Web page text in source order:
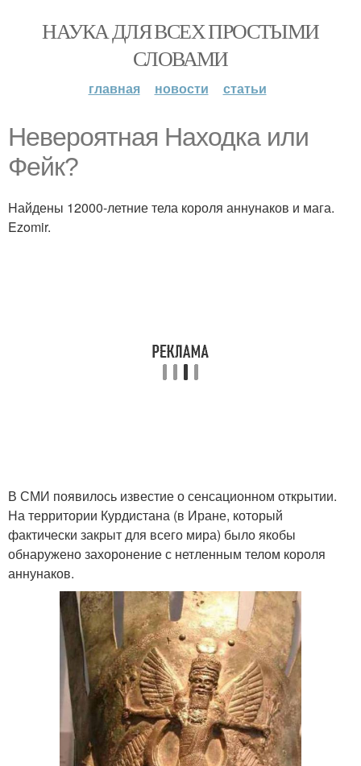
НАУКА ДЛЯ ВСЕХ ПРОСТЫМИ
СЛОВАМИ
главная новости статьи
Невероятная Находка или
Фейк?
Hайдены 12000-летние тела короля аннунаков и мага.
Ezomir.
В СМИ появилось известие о сенсационном открытии.
На территории Курдистана (в Иране, который
фактически закрыт для всего мира) было якобы
обнаружено захоронение с нетленным телом короля
аннунаков.